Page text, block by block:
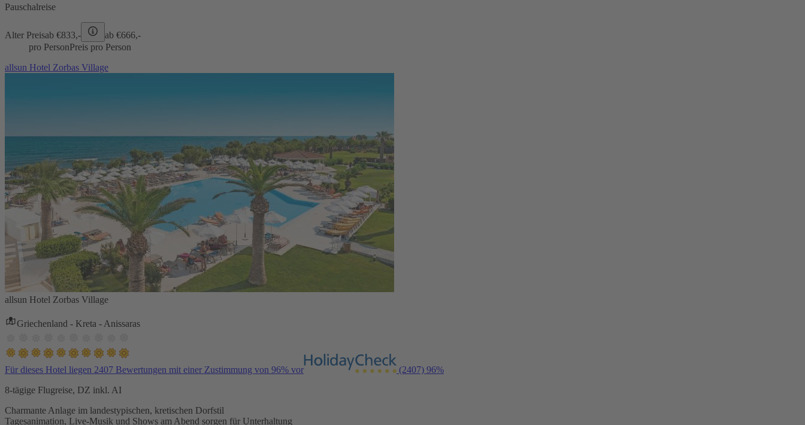
Pauschalreise
Alter Preisab €833,- ab €666,-
pro PersonPreis pro Person
allsun Hotel Zorbas Village
allsun Hotel Zorbas Village
Griechenland - Kreta - Anissaras
Für dieses Hotel liegen 2407 Bewertungen mit einer Zustimmung von 96% vor (2407) 96%
8-tägige Flugreise, DZ inkl. AI
Charmante Anlage im landestypischen, kretischen Dorfstil
Tagesanimation, Live-Musik und Shows am Abend sorgen für Unterhaltung